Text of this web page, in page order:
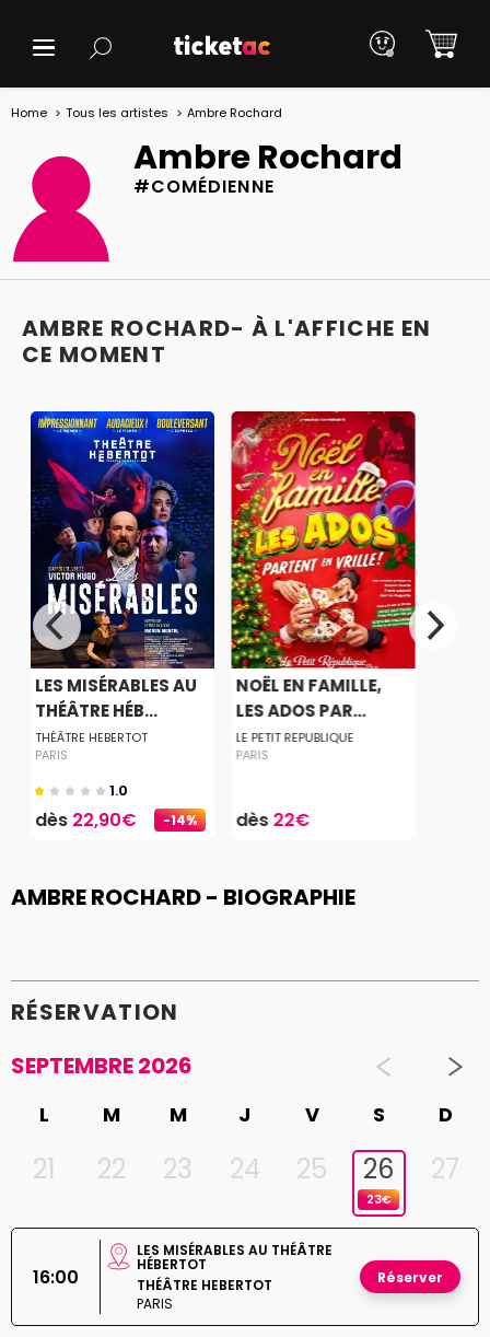
Home Tous les artistes Ambre Rochard
Ambre Rochard
#COMÉDIENNE
AMBRE ROCHARD- À L'AFFICHE EN
CE MOMENT
-14%
LES MISÉRABLES AU
THÉÂTRE HÉB...
THÉÂTRE HEBERTOT
PARIS
1.0
dès 22,90€
NOËL EN FAMILLE,
LES ADOS PAR...
LE PETIT REPUBLIQUE
PARIS
dès22€
AMBRE ROCHARD - BIOGRAPHIE
RÉSERVATION
SEPTEMBRE 2026
L M M J V S D
21 22 23 24 25 26
23€
27
16:00
LES MISÉRABLES AU THÉÂTRE
HÉBERTOT
THÉÂTRE HEBERTOT
PARIS
Réserver